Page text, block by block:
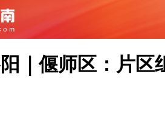
｜偃师区：片区